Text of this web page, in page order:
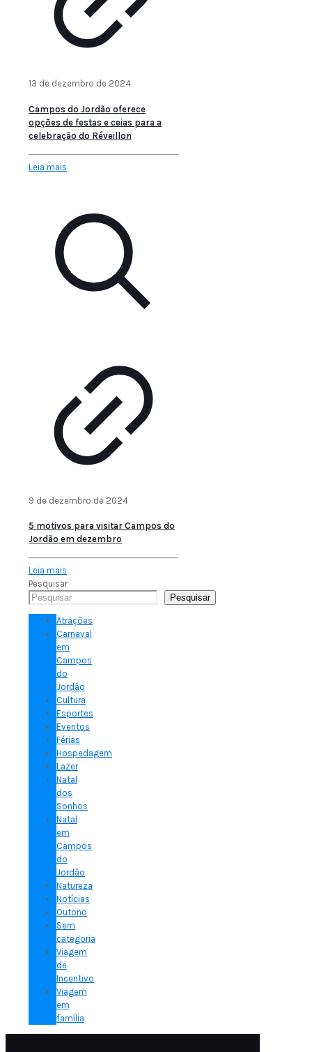
13 de dezembro de 2024
Campos do Jordão oferece
opções de festas e ceias para a
celebração do Réveillon
Leia mais
9 de dezembro de 2024
5 motivos para visitar Campos do
Jordão em dezembro
Leia mais
Pesquisar
Pesquisar
Atrações
Carnaval
em
Campos
do
Jordão
Cultura
Esportes
Eventos
Férias
Hospedagem
Lazer
Natal
dos
Sonhos
Natal
em
Campos
do
Jordão
Natureza
Notícias
Outono
Sem
categoria
Viagem
de
Incentivo
Viagem
em
família